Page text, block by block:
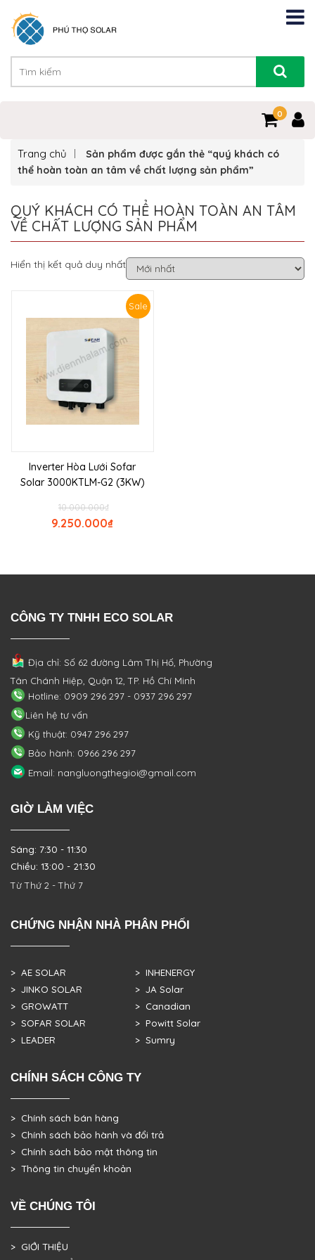
0
Trang chủ
Sản phẩm được gắn thẻ “quý khách có
thể hoàn toàn an tâm về chất lượng sản phẩm”
QUÝ KHÁCH CÓ THỂ HOÀN TOÀN AN TÂM
VỀ CHẤT LƯỢNG SẢN PHẨM
Hiển thị kết quả duy nhất
Sale
Inverter Hòa Lưới Sofar
Solar 3000KTLM-G2 (3KW)
₫
10.000.000
₫
9.250.000
CÔNG TY TNHH ECO SOLAR
Địa chỉ: Số 62 đường Lâm Thị Hố, Phường
Tân Chánh Hiệp, Quận 12, TP. Hồ Chí Minh
Hotline: 0909 296 297 - 0937 296 297
Liên hệ tư vấn
Kỹ thuật: 0947 296 297
Bảo hành: 0966 296 297
Email: nangluongthegioi@gmail.com
GIỜ LÀM VIỆC
Sáng: 7:30 - 11:30
Chiều: 13:00 - 21:30
Từ Thứ 2 - Thứ 7
CHỨNG NHẬN NHÀ PHÂN PHỐI
> AE SOLAR
> JINKO SOLAR
> GROWATT
> SOFAR SOLAR
> LEADER
> INHENERGY
> JA Solar
> Canadian
> Powitt Solar
> Sumry
CHÍNH SÁCH CÔNG TY
> Chính sách bán hàng
> Chính sách bảo hành và đổi trả
> Chính sách bảo mật thông tin
> Thông tin chuyển khoản
VỀ CHÚNG TÔI
> GIỚI THIỆU